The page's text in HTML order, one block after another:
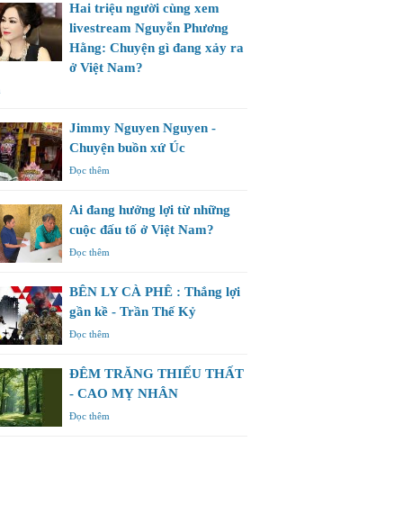
Hai triệu người cùng xem
livestream Nguyễn Phương
Hằng: Chuyện gì đang xảy ra
ở Việt Nam?
Jimmy Nguyen Nguyen -
Chuyện buồn xứ Úc
Đọc thêm
Ai đang hưởng lợi từ những
cuộc đấu tố ở Việt Nam?
Đọc thêm
BÊN LY CÀ PHÊ : Thắng lợi
gần kề - Trần Thế Kỷ
Đọc thêm
ĐÊM TRĂNG THIẾU THẤT
- CAO MỴ NHÂN
Đọc thêm